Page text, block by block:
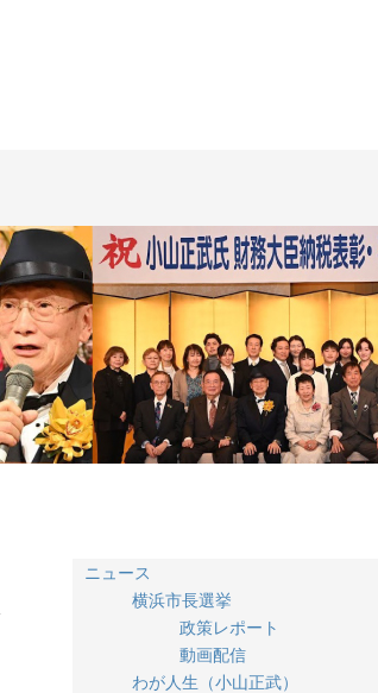
ニュース
横浜市長選挙
政策レポート
動画配信
わが人生（小山正武）